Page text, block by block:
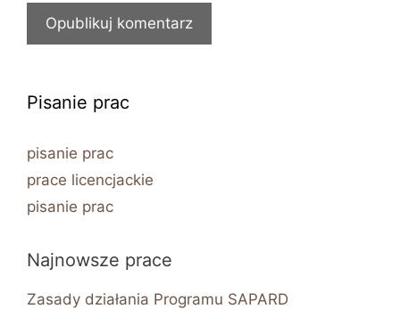
Pisanie prac
pisanie prac
prace licencjackie
pisanie prac
Najnowsze prace
Zasady działania Programu SAPARD